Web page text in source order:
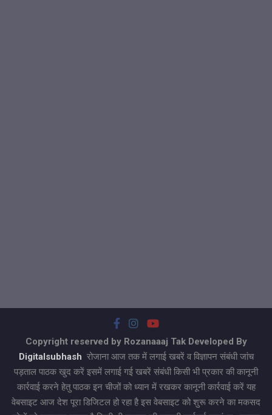
Copyright reserved by Rozanaaaj Tak Developed By
Digitalsubhash रोजाना आज तक में लगाई खबरें व विज्ञापन संबंधी जांच
पड़ताल पाठक खुद करें इसमें लगाई गई खबरें संबंधी किसी भी प्रकार की कानूनी
कार्रवाई करने हेतु पाठक इन चीजों को ध्यान में रखकर कानूनी कार्रवाई करें यह
वेबसाइट आज देश पूरा डिजिटल हो रहा है इस वेबसाइट को शुरू करने का मकसद